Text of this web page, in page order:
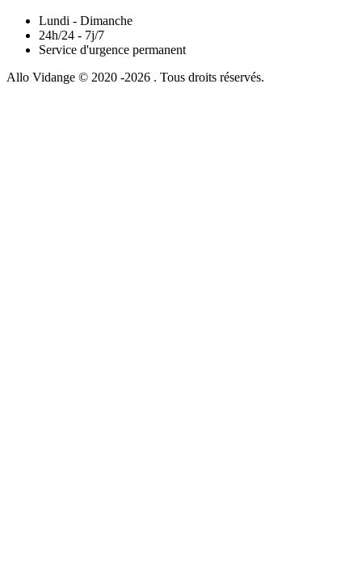
Lundi - Dimanche
24h/24 - 7j/7
Service d'urgence permanent
Allo Vidange © 2020 -2026 . Tous droits réservés.